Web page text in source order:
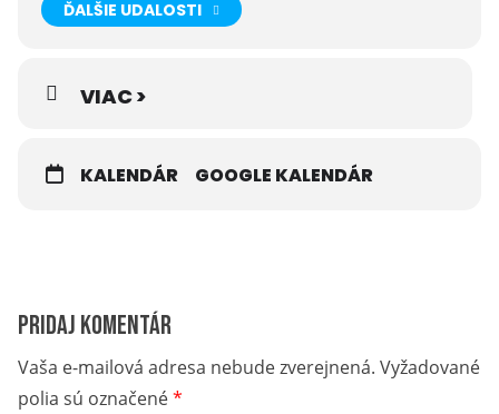
ĎALŠIE UDALOSTI
VIAC >
KALENDÁR GOOGLE KALENDÁR
Pridaj komentár
Vaša e-mailová adresa nebude zverejnená. Vyžadované
polia sú označené*